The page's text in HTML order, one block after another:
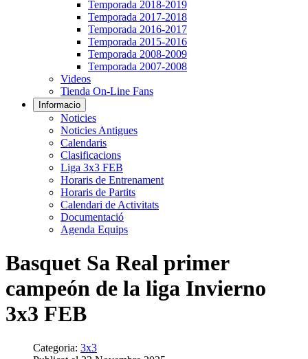
Temporada 2018-2019
Temporada 2017-2018
Temporada 2016-2017
Temporada 2015-2016
Temporada 2008-2009
Temporada 2007-2008
Videos
Tienda On-Line Fans
Informacio
Noticies
Noticies Antigues
Calendaris
Clasificacions
Liga 3x3 FEB
Horaris de Entrenament
Horaris de Partits
Calendari de Activitats
Documentació
Agenda Equips
Basquet Sa Real primer
campeón de la liga Invierno
3x3 FEB
Categoria: 3x3